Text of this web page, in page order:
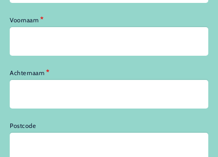
Voornaam
Achternaam
Postcode